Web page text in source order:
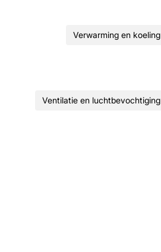
Verwarming en koeling
Ventilatie en luchtbevochtiging